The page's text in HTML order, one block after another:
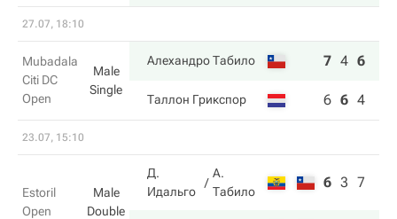
27.07, 18:10
Mubadala
Citi DC
Open
Male
Single
Алехандро Табило 7 4 6
Таллон Грикспор 6 6 4
23.07, 15:10
Estoril
Open
Male
Double
Д.
Идальго
А.
Табило
6 3 7